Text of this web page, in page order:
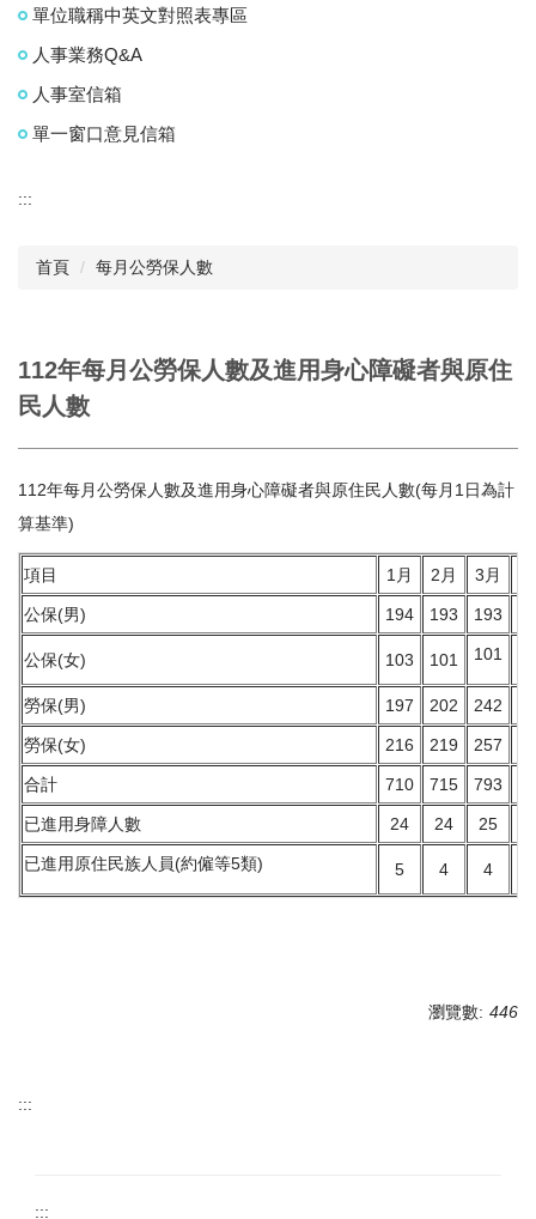
單位職稱中英文對照表專區
人事業務Q&A
人事室信箱
單一窗口意見信箱
:::
首頁 每月公勞保人數
112年每月公勞保人數及進用身心障礙者與原住
民人數
112年每月公勞保人數及進用身心障礙者與原住民人數(每月1日為計
算基準)
項目 1月 2月 3月
公保(男) 194 193 193
公保(女) 103 101 101
勞保(男) 197 202 242
勞保(女) 216 219 257
合計 710 715 793
已進用身障人數 24 24 25
已進用原住民族人員(約僱等5類) 5 4 4
瀏覽數: 446
:::
:::